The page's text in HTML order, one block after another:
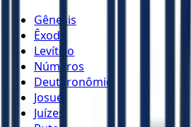
Gênesis
Êxodo
Levítico
Números
Deuteronômio
Josué
Juízes